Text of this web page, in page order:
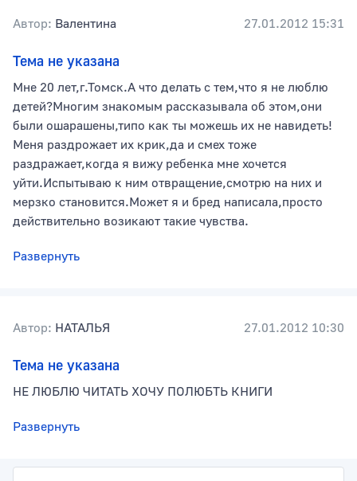
Автор: Валентина 27.01.2012 15:31
Тема не указана
Мне 20 лет,г.Томск.А что делать с тем,что я не люблю
детей?Многим знакомым рассказывала об этом,они
были ошарашены,типо как ты можешь их не навидеть!
Меня раздрожает их крик,да и смех тоже
раздражает,когда я вижу ребенка мне хочется
уйти.Испытываю к ним отвращение,смотрю на них и
мерзко становится.Может я и бред написала,просто
действительно возикают такие чувства.
Развернуть
Автор: НАТАЛЬЯ 27.01.2012 10:30
Тема не указана
НЕ ЛЮБЛЮ ЧИТАТЬ ХОЧУ ПОЛЮБТЬ КНИГИ
Развернуть